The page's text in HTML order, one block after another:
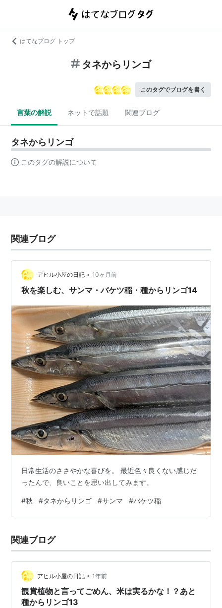
はてなブログ トップ
タネからリンゴ
このタグでブログを書く
言葉の解説 ネットで話題 関連ブログ
タネからリンゴ
このタグの解説について
関連ブログ
アヒル小屋の日記 • 10ヶ月前
秋を楽しむ、サンマ・バケツ稲・種からリンゴ14
日常生活のささやかな喜びを。 最近色々良くない感じだ
ったんで、良いことを思い出してみます。
#秋 #タネからリンゴ #サンマ #バケツ稲
関連ブログ
アヒル小屋の日記 • 1年前
観賞植物と言ってごめん、米は実るかな！？あと
種からリンゴ13